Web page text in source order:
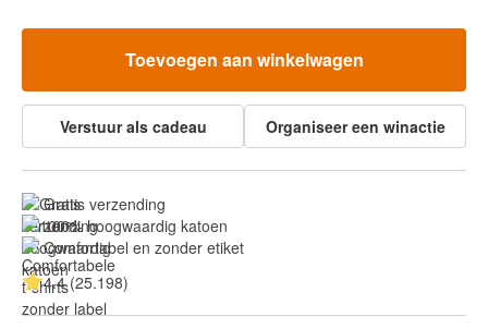
Toevoegen aan winkelwagen
Verstuur als cadeau Organiseer een winactie
Gratis verzending
100% hoogwaardig katoen
Comfortabel en zonder etiket
4.4 (25.198)